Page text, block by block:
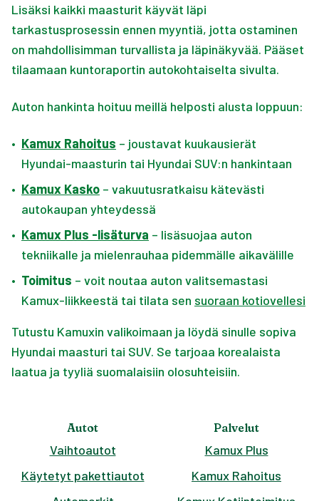
Lisäksi kaikki maasturit käyvät läpi
tarkastusprosessin ennen myyntiä, jotta ostaminen
on mahdollisimman turvallista ja läpinäkyvää. Pääset
tilaamaan kuntoraportin autokohtaiselta sivulta.
Auton hankinta hoituu meillä helposti alusta loppuun:
• Kamux Rahoitus – joustavat kuukausierät
Hyundai-maasturin tai Hyundai SUV:n hankintaan
• Kamux Kasko – vakuutusratkaisu kätevästi
autokaupan yhteydessä
• Kamux Plus -lisäturva – lisäsuojaa auton
tekniikalle ja mielenrauhaa pidemmälle aikavälille
• Toimitus – voit noutaa auton valitsemastasi
Kamux-liikkeestä tai tilata sen suoraan kotiovellesi
Tutustu Kamuxin valikoimaan ja löydä sinulle sopiva
Hyundai maasturi tai SUV. Se tarjoaa korealaista
laatua ja tyyliä suomalaisiin olosuhteisiin.
Autot
Vaihtoautot
Käytetyt pakettiautot
Palvelut
Kamux Plus
Kamux Rahoitus